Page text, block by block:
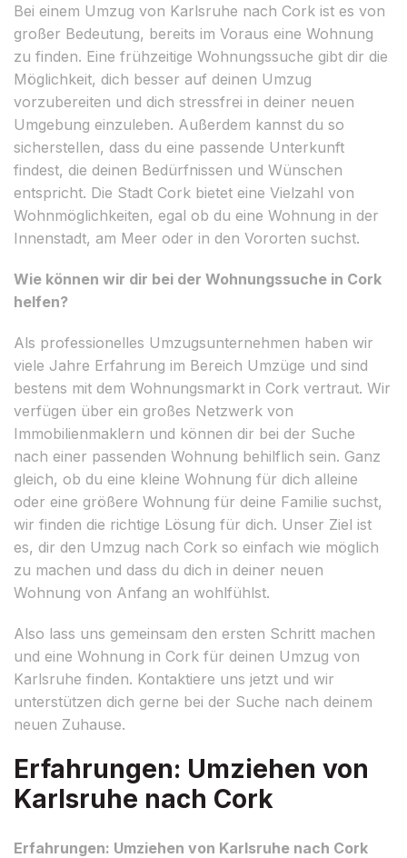
Bei einem Umzug von Karlsruhe nach Cork ist es von
großer Bedeutung, bereits im Voraus eine Wohnung
zu finden. Eine frühzeitige Wohnungssuche gibt dir die
Möglichkeit, dich besser auf deinen Umzug
vorzubereiten und dich stressfrei in deiner neuen
Umgebung einzuleben. Außerdem kannst du so
sicherstellen, dass du eine passende Unterkunft
findest, die deinen Bedürfnissen und Wünschen
entspricht. Die Stadt Cork bietet eine Vielzahl von
Wohnmöglichkeiten, egal ob du eine Wohnung in der
Innenstadt, am Meer oder in den Vororten suchst.
Wie können wir dir bei der Wohnungssuche in Cork
helfen?
Als professionelles Umzugsunternehmen haben wir
viele Jahre Erfahrung im Bereich Umzüge und sind
bestens mit dem Wohnungsmarkt in Cork vertraut. Wir
verfügen über ein großes Netzwerk von
Immobilienmaklern und können dir bei der Suche
nach einer passenden Wohnung behilflich sein. Ganz
gleich, ob du eine kleine Wohnung für dich alleine
oder eine größere Wohnung für deine Familie suchst,
wir finden die richtige Lösung für dich. Unser Ziel ist
es, dir den Umzug nach Cork so einfach wie möglich
zu machen und dass du dich in deiner neuen
Wohnung von Anfang an wohlfühlst.
Also lass uns gemeinsam den ersten Schritt machen
und eine Wohnung in Cork für deinen Umzug von
Karlsruhe finden. Kontaktiere uns jetzt und wir
unterstützen dich gerne bei der Suche nach deinem
neuen Zuhause.
Erfahrungen: Umziehen von
Karlsruhe nach Cork
Erfahrungen: Umziehen von Karlsruhe nach Cork